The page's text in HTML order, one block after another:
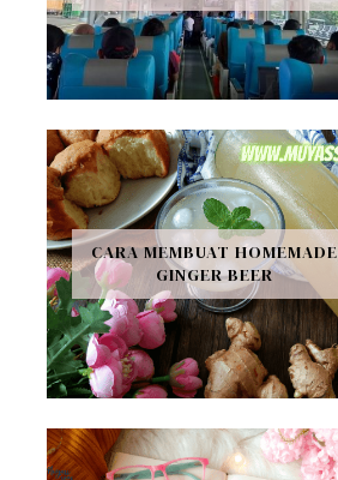
CARA MEMBUAT HOMEMADE
GINGER BEER